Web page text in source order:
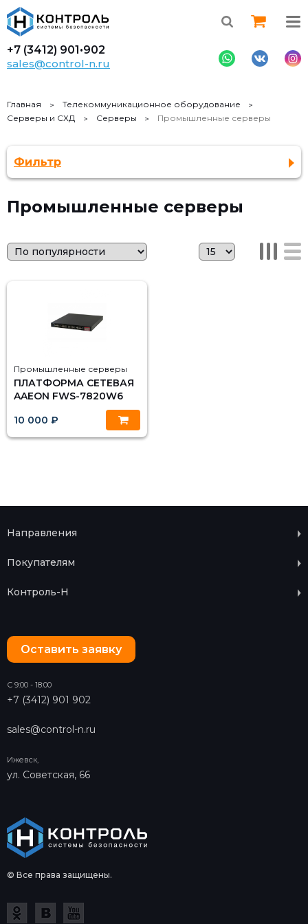
+7 (3412) 901•902
sales@control-n.ru
Главная
Телекоммуникационное оборудование
Серверы и СХД
Серверы Промышленные серверы
Промышленные серверы
Промышленные серверы
ПЛАТФОРМА СЕТЕВАЯ
AAEON FWS-7820W6
10 000 ₽
Фильтр
© Все права защищены.
Оставить заявку
С 9:00 - 18:00
+7 (3412) 901 902
sales@control-n.ru
Ижевск,
ул. Советская, 66
Направления
Покупателям
Контроль-Н